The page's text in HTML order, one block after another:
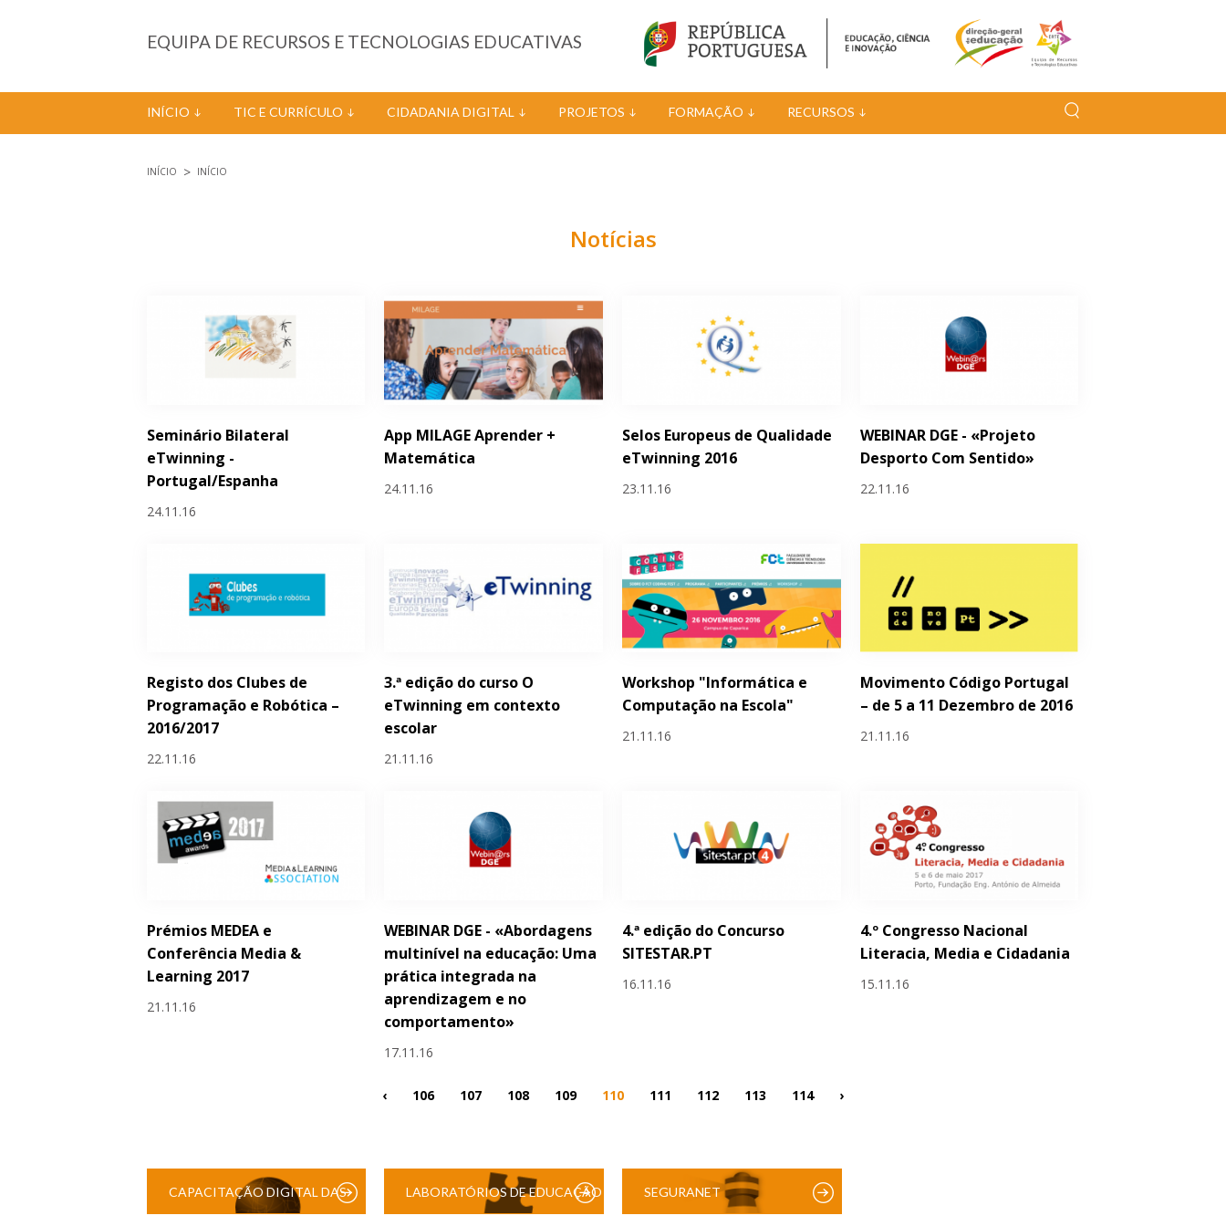
EQUIPA DE RECURSOS E TECNOLOGIAS EDUCATIVAS
INÍCIO TIC E CURRÍCULO CIDADANIA DIGITAL PROJETOS FORMAÇÃO RECURSOS
INÍCIO INÍCIO
Notícias
Seminário Bilateral
eTwinning -
Portugal/Espanha
24.11.16
App MILAGE Aprender +
Matemática
24.11.16
Selos Europeus de Qualidade
eTwinning 2016
23.11.16
WEBINAR DGE - «Projeto
Desporto Com Sentido»
22.11.16
Registo dos Clubes de
Programação e Robótica –
2016/2017
22.11.16
3.ª edição do curso O
eTwinning em contexto
escolar
21.11.16
Workshop "Informática e
Computação na Escola"
21.11.16
Movimento Código Portugal
– de 5 a 11 Dezembro de 2016
21.11.16
Prémios MEDEA e
Conferência Media &
Learning 2017
21.11.16
WEBINAR DGE - «Abordagens
multinível na educação: Uma
prática integrada na
aprendizagem e no
comportamento»
17.11.16
4.ª edição do Concurso
SITESTAR.PT
16.11.16
4.º Congresso Nacional
Literacia, Media e Cidadania
15.11.16
Páginas
‹ 106 107 108 109 110 111 112 113 114 ›
CAPACITAÇÃO DIGITAL DAS LABORATÓRIOS DE EDUCAÇÃO SEGURANET